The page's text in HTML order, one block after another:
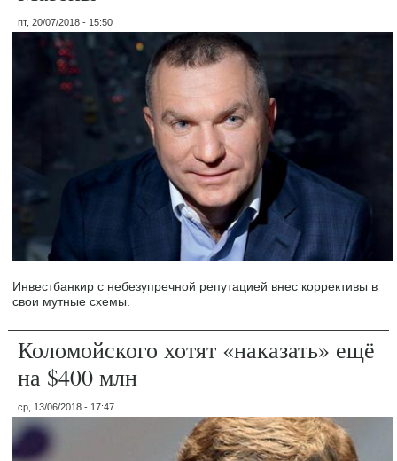
пт, 20/07/2018 - 15:50
Инвестбанкир с небезупречной репутацией внес коррективы в
свои мутные схемы.
Коломойского хотят «наказать» ещё
на $400 млн
ср, 13/06/2018 - 17:47